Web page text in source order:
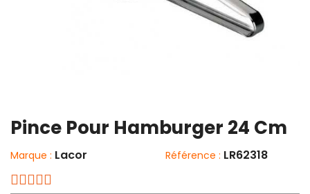
Pince Pour Hamburger 24 Cm
Marque : Lacor Référence : LR62318